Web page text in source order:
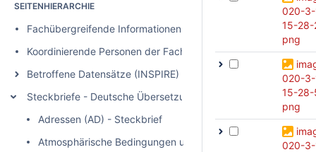
SEITENHIERARCHIE
Fachübergreifende Informationen
Koordinierende Personen der Fachnetzwerke
Betroffene Datensätze (INSPIRE)
Steckbriefe - Deutsche Übersetzungen der INSPIRE
Adressen (AD) - Steckbrief
Atmosphärische Bedingungen und meteorologisch-
020-3-
15-28-
png
020-3-
15-
png
020-3-